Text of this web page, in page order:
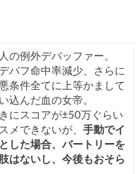
の例外デバッファー。
バフ命中率減少、さらに
条件全てに上等かまして
込んだ血の女帝。
にスコアが±50万ぐらい
メできないが、 手動でイ
した場合、バートリーを
はないし、今後もおそら